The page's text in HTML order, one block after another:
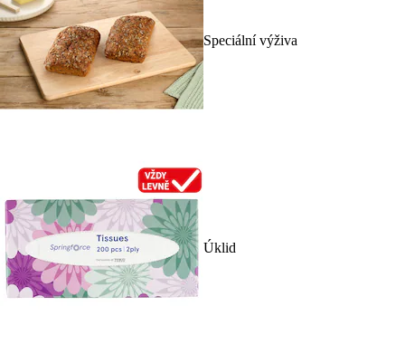
Speciální výživa
Úklid